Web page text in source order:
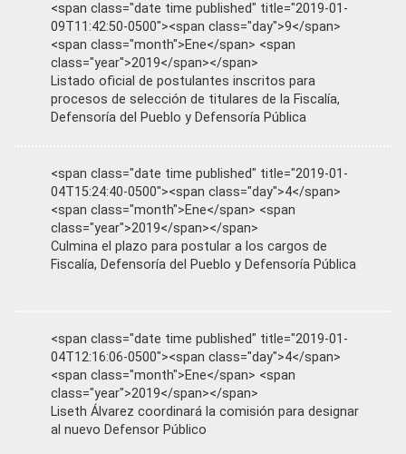
<span class="date time published" title="2019-01-
09T11:42:50-0500"><span class="day">9</span>
<span class="month">Ene</span> <span
class="year">2019</span></span>
Listado oficial de postulantes inscritos para
procesos de selección de titulares de la Fiscalía,
Defensoría del Pueblo y Defensoría Pública
<span class="date time published" title="2019-01-
04T15:24:40-0500"><span class="day">4</span>
<span class="month">Ene</span> <span
class="year">2019</span></span>
Culmina el plazo para postular a los cargos de
Fiscalía, Defensoría del Pueblo y Defensoría Pública
<span class="date time published" title="2019-01-
04T12:16:06-0500"><span class="day">4</span>
<span class="month">Ene</span> <span
class="year">2019</span></span>
Liseth Álvarez coordinará la comisión para designar
al nuevo Defensor Público